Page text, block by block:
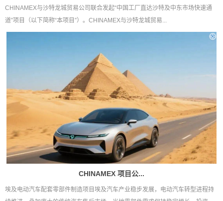
CHINAMEX与沙特龙城贸易公司联合发起“中国工厂直达沙特及中东市场快速通
道”项目（以下简称“本项目”）。CHINAMEX与沙特龙城贸易...
CHINAMEX 项目公...
埃及电动汽车配套零部件制造项目埃及汽车产业稳步发展，电动汽车转型进程持